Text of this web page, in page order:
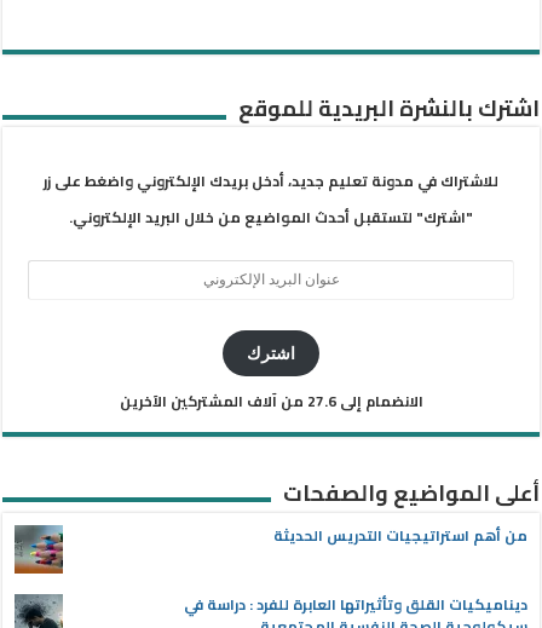
اشترك بالنشرة البريدية للموقع
للاشتراك في مدونة تعليم جديد، أدخل بريدك الإلكتروني واضغط على زر
"اشترك" لتستقبل أحدث المواضيع من خلال البريد الإلكتروني.
اشترك
الانضمام إلى 27.6 من آلاف المشتركين الآخرين
أعلى المواضيع والصفحات
من أهم استراتيجيات التدريس الحديثة
ديناميكيات القلق وتأثيراتها العابرة للفرد : دراسة في